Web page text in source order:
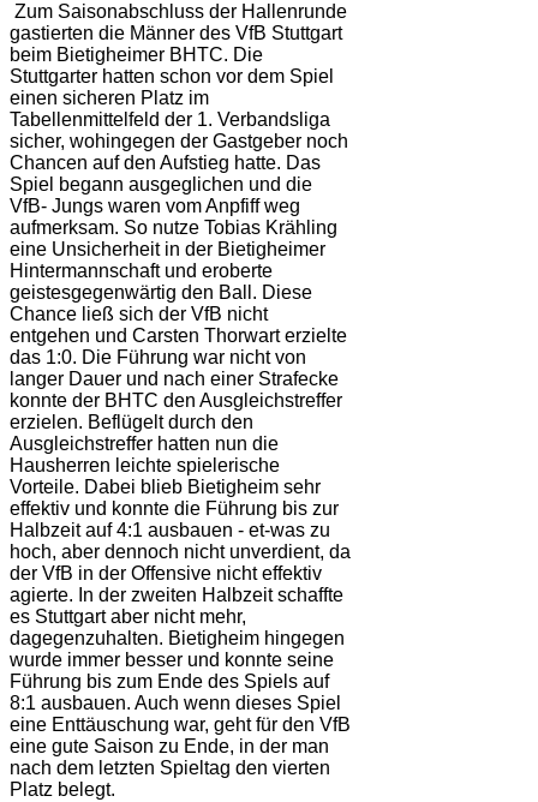
Zum Saisonabschluss der Hallenrunde
gastierten die Männer des VfB Stuttgart
beim Bietigheimer BHTC. Die
Stuttgarter hatten schon vor dem Spiel
einen sicheren Platz im
Tabellenmittelfeld der 1. Verbandsliga
sicher, wohingegen der Gastgeber noch
Chancen auf den Aufstieg hatte. Das
Spiel begann ausgeglichen und die
VfB- Jungs waren vom Anpfiff weg
aufmerksam. So nutze Tobias Krähling
eine Unsicherheit in der Bietigheimer
Hintermannschaft und eroberte
geistesgegenwärtig den Ball. Diese
Chance ließ sich der VfB nicht
entgehen und Carsten Thorwart erzielte
das 1:0. Die Führung war nicht von
langer Dauer und nach einer Strafecke
konnte der BHTC den Ausgleichstreffer
erzielen. Beflügelt durch den
Ausgleichstreffer hatten nun die
Hausherren leichte spielerische
Vorteile. Dabei blieb Bietigheim sehr
effektiv und konnte die Führung bis zur
Halbzeit auf 4:1 ausbauen - et-was zu
hoch, aber dennoch nicht unverdient, da
der VfB in der Offensive nicht effektiv
agierte. In der zweiten Halbzeit schaffte
es Stuttgart aber nicht mehr,
dagegenzuhalten. Bietigheim hingegen
wurde immer besser und konnte seine
Führung bis zum Ende des Spiels auf
8:1 ausbauen. Auch wenn dieses Spiel
eine Enttäuschung war, geht für den VfB
eine gute Saison zu Ende, in der man
nach dem letzten Spieltag den vierten
Platz belegt.